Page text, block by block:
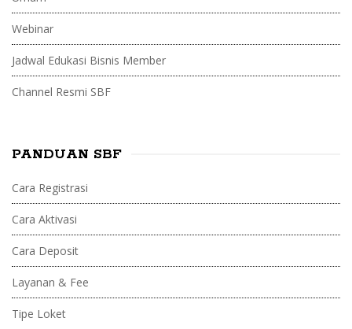
Webinar
Jadwal Edukasi Bisnis Member
Channel Resmi SBF
PANDUAN SBF
Cara Registrasi
Cara Aktivasi
Cara Deposit
Layanan & Fee
Tipe Loket